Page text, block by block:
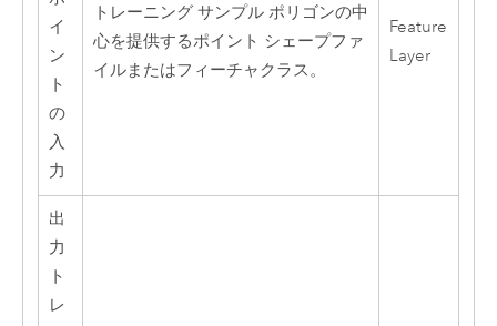
イ
ン
ト
の
入
力
トレーニング サンプル ポリゴンの中
心を提供するポイント シェープファ
イルまたはフィーチャクラス。
Feature
Layer
出
力
ト
レ